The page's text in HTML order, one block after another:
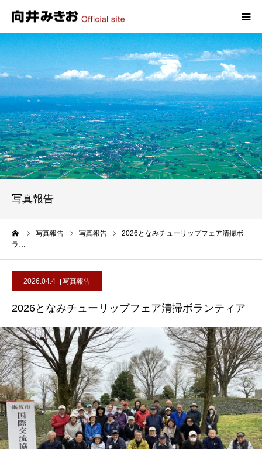
写真報告
写真報告 写真報告
2026となみチューリップフェア清掃ボ
ラ…
2026.04.4 写真報告
2026となみチューリップフェア清掃ボランティア
HOME
プロフィール
政策
活動報告